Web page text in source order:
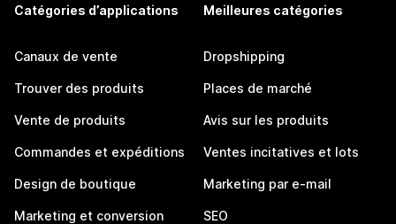
Catégories d’applications
Canaux de vente
Trouver des produits
Vente de produits
Commandes et expéditions
Design de boutique
Marketing et conversion
Meilleures catégories
Dropshipping
Places de marché
Avis sur les produits
Ventes incitatives et lots
Marketing par e-mail
SEO